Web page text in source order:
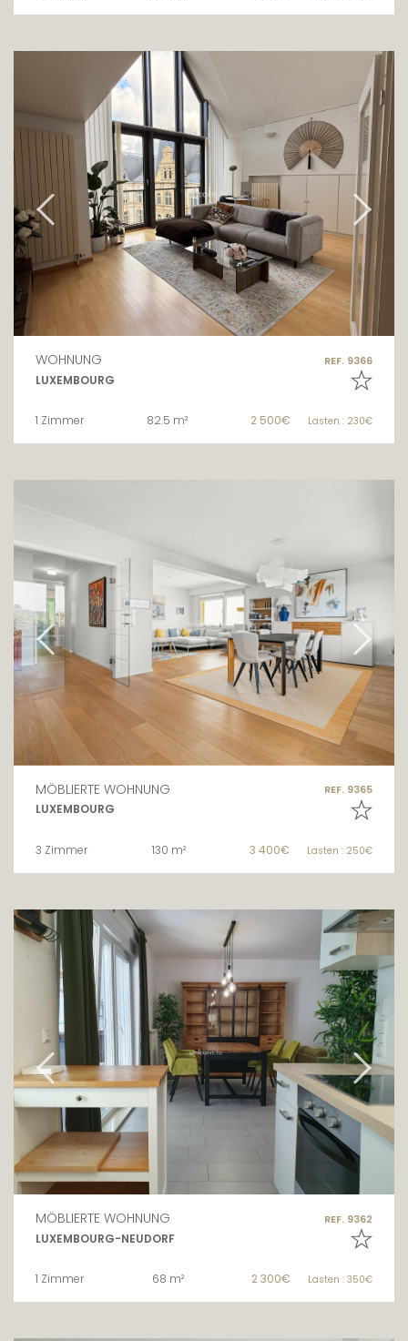
WOHNUNG REF. 9366
LUXEMBOURG
1 Zimmer 82.5 m² 2 500€ Lasten : 230€
MÖBLIERTE WOHNUNG REF. 9365
LUXEMBOURG
3 Zimmer 130 m² 3 400€ Lasten : 250€
MÖBLIERTE WOHNUNG REF. 9362
LUXEMBOURG-NEUDORF
1 Zimmer 68 m² 2 300€ Lasten : 350€